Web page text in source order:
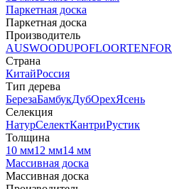
Паркетная доска
Паркетная доска
Производитель
AUSWOODUPOFLOORTENFOR
Страна
КитайРоссия
Тип дерева
БерезаБамбукДубОрехЯсень
Селекция
НатурСелектКантриРустик
Толщина
10 мм12 мм14 мм
Массивная доска
Массивная доска